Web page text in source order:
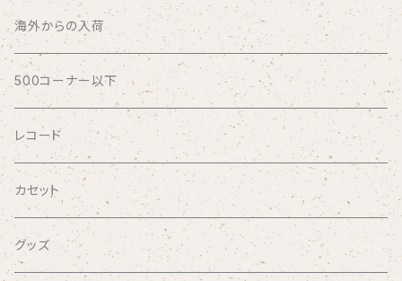
ABSOLUTE LOSERS
AFRICA
AGU
AIRCRAFT
airlie
海外からの入荷
500コーナー以下
レコード
カセット
グッズ